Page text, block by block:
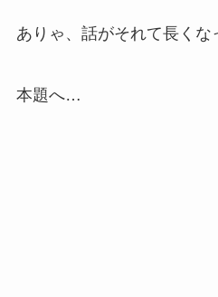
ありゃ、話がそれて長く
本題へ…